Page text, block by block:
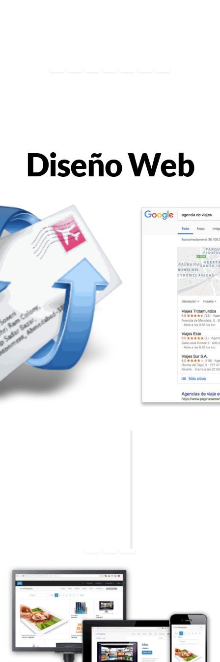
Diseño Web
Corporativo